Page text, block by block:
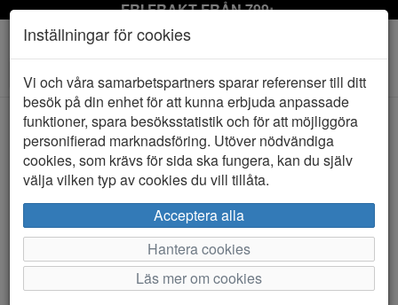
FRI FRAKT FRÅN 799:-
Toggle
navigation
HEM CAPRICE
Inställningar för cookies
Vi och våra samarbetspartners sparar referenser till ditt
besök på din enhet för att kunna erbjuda anpassade
funktioner, spara besöksstatistik och för att möjliggöra
personifierad marknadsföring. Utöver nödvändiga
cookies, som krävs för sida ska fungera, kan du själv
välja vilken typ av cookies du vill tillåta.
Acceptera alla
Hantera cookies
Läs mer om cookies